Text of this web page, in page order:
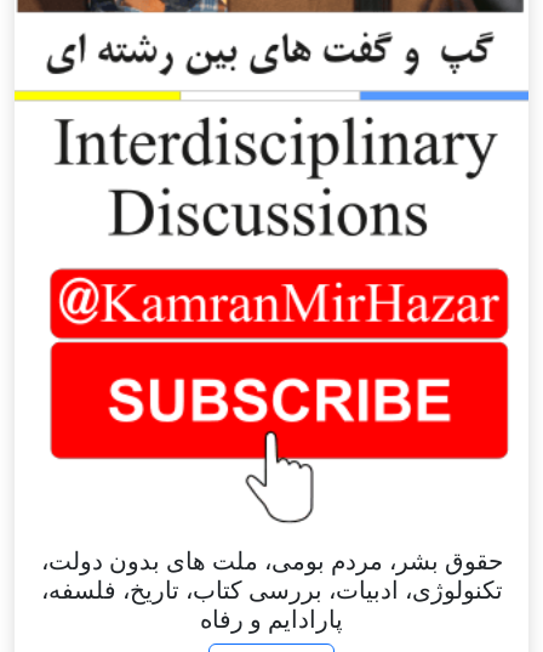
حقوق بشر، مردم بومی، ملت های بدون دولت،
تکنولوژی، ادبیات، بررسی کتاب، تاریخ، فلسفه،
پارادایم و رفاه